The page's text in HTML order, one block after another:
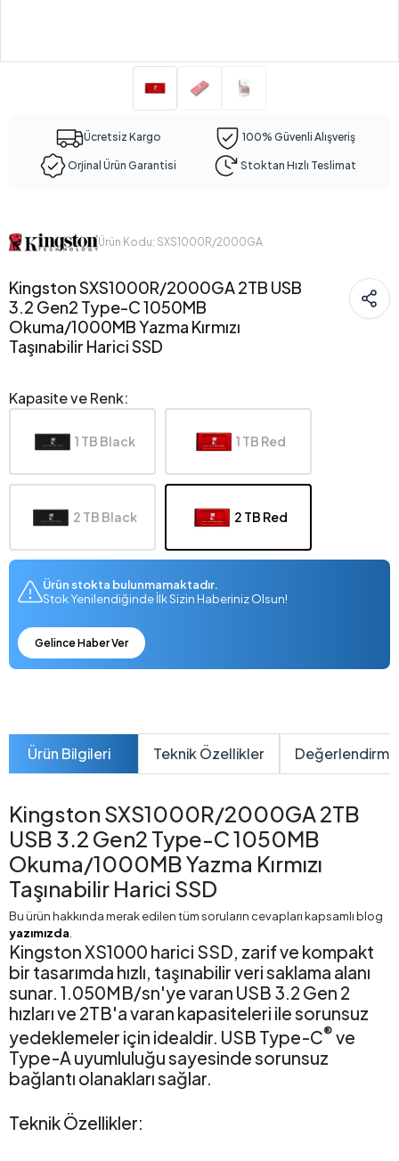
Ücretsiz Kargo 100% Güvenli Alışveriş
Orjinal Ürün Garantisi Stoktan Hızlı Teslimat
Ürün Kodu: SXS1000R/2000GA
Kingston SXS1000R/2000GA 2TB USB
3.2 Gen2 Type-C 1050MB
Okuma/1000MB Yazma Kırmızı
Taşınabilir Harici SSD
Kapasite ve Renk:
1 TB Black 1 TB Red
2 TB Black 2 TB Red
Ürün stokta bulunmamaktadır.
Stok Yenilendiğinde İlk Sizin Haberiniz Olsun!
Gelince Haber Ver
Ürün Bilgileri Teknik Özellikler
Kingston SXS1000R/2000GA 2TB
USB 3.2 Gen2 Type-C 1050MB
Okuma/1000MB Yazma Kırmızı
Taşınabilir Harici SSD
Bu ürün hakkında merak edilen tüm soruların cevapları kapsamlı blog
yazımızda
Kingston XS1000 harici SSD, zarif ve kompakt
bir tasarımda hızlı, taşınabilir veri saklama alanı
sunar. 1.050MB/sn'ye varan USB 3.2 Gen 2
hızları ve 2TB'a varan kapasiteleri ile sorunsuz
yedeklemeler için idealdir. USB Type-C®ve
Type-A uyumluluğu sayesinde sorunsuz
bağlantı olanakları sağlar.
Teknik Özellikler: